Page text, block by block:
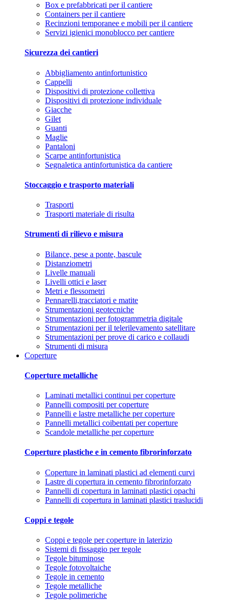
Box e prefabbricati per il cantiere
Containers per il cantiere
Recinzioni temporanee e mobili per il cantiere
Servizi igienici monoblocco per cantiere
Sicurezza dei cantieri
Abbigliamento antinfortunistico
Cappelli
Dispositivi di protezione collettiva
Dispositivi di protezione individuale
Giacche
Gilet
Guanti
Maglie
Pantaloni
Scarpe antinfortunistica
Segnaletica antinfortunistica da cantiere
Stoccaggio e trasporto materiali
Trasporti
Trasporti materiale di risulta
Strumenti di rilievo e misura
Bilance, pese a ponte, bascule
Distanziometri
Livelle manuali
Livelli ottici e laser
Metri e flessometri
Pennarelli,tracciatori e matite
Strumentazioni geotecniche
Strumentazioni per fotogrammetria digitale
Strumentazioni per il telerilevamento satellitare
Strumentazioni per prove di carico e collaudi
Strumenti di misura
Coperture
Coperture metalliche
Laminati metallici continui per coperture
Pannelli compositi per coperture
Pannelli e lastre metalliche per coperture
Pannelli metallici coibentati per coperture
Scandole metalliche per coperture
Coperture plastiche e in cemento fibrorinforzato
Coperture in laminati plastici ad elementi curvi
Lastre di copertura in cemento fibrorinforzato
Pannelli di copertura in laminati plastici opachi
Pannelli di copertura in laminati plastici traslucidi
Coppi e tegole
Coppi e tegole per coperture in laterizio
Sistemi di fissaggio per tegole
Tegole bituminose
Tegole fotovoltaiche
Tegole in cemento
Tegole metalliche
Tegole polimeriche